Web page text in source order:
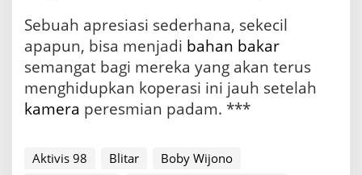
Sebuah apresiasi sederhana, sekecil
apapun, bisa menjadi bahan bakar
semangat bagi mereka yang akan terus
menghidupkan koperasi ini jauh setelah
kamera peresmian padam. ***
Aktivis 98 Blitar
Boby Wijono